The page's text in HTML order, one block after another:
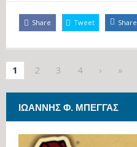
Share Tweet Share
1 2 3 4 › »
ΙΩΆΝΝΗΣ Φ. ΜΠΈΓΓΑΣ